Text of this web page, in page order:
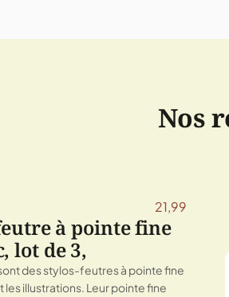
Nos
21,99
à pointe fine
lot de 3,
des stylos-feutres à pointe fine
les illustrations. Leur pointe fine